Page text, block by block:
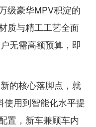
级豪华MPV积淀的
质与精工工艺全面
无需高额预算，即
的核心落脚点，就
使用到智能化水平提
置，新车兼顾车内